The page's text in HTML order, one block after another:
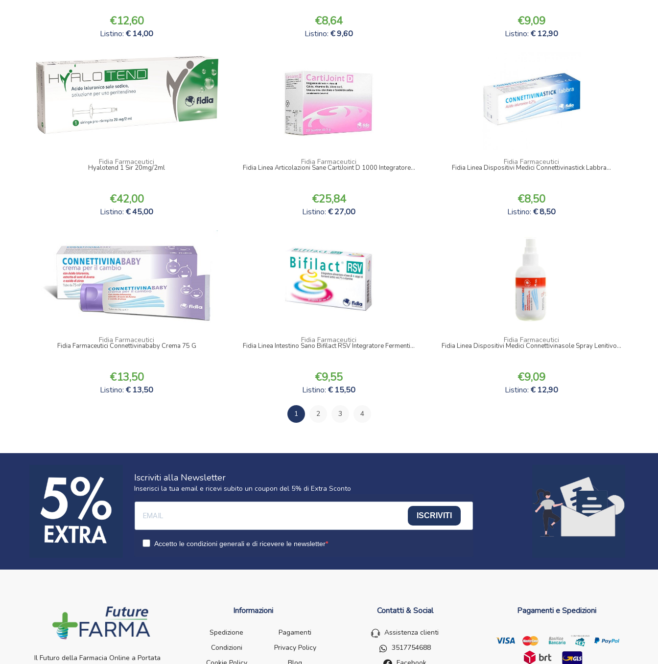
12,60
Listino:14,00
8,64
Listino:9,60
9,09
Listino: 12,90
Fidia Farmaceutici
Hyalotend 1 Sir 20mg/2ml
42,00
Listino:45,00
Fidia Farmaceutici
Fidia Linea Articolazioni Sane CartiJoint D 1000 Integratore...
25,84
Listino:27,00
Fidia Farmaceutici
Fidia Linea Dispositivi Medici Connettivinastick Labbra...
8,50
Listino: 8,50
Fidia Farmaceutici
Fidia Farmaceutici Connettivinababy Crema 75 G
13,50
Listino:13,50
Fidia Farmaceutici
Fidia Linea Intestino Sano Bifilact RSV Integratore Fermenti...
9,55
Listino:15,50
Fidia Farmaceutici
Fidia Linea Dispositivi Medici Connettivinasole Spray Lenitivo...
9,09
Listino: 12,90
1 2 3 4
Iscriviti alla Newsletter
Inserisci la tua email e ricevi subito un coupon del 5% di Extra Sconto
ISCRIVITI
Accetto le condizioni generali e di ricevere le newsletter
Il Futuro della Farmacia Online a Portata
Informazioni
Spedizione
Pagamenti
Condizioni
Privacy Policy
Contatti & Social
Assistenza clienti
3517754688
Pagamenti e Spedizioni